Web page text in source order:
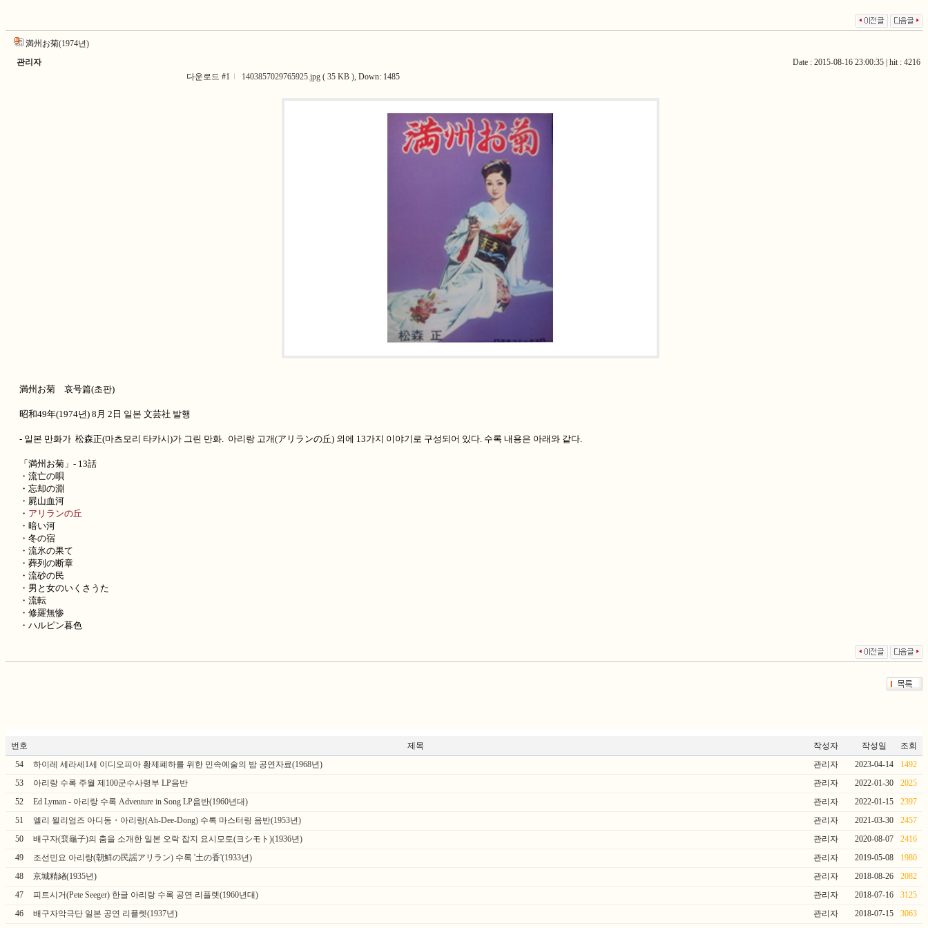
満州お菊(1974년)
관리자
Date : 2015-08-16 23:00:35 | hit : 4216
다운로드 #1
1403857029765925.jpg ( 35 KB ), Down: 1485
満州お菊 哀号篇(초판)
昭和49年(1974년) 8月 2日 일본 文芸社 발행
- 일본 만화가 松森正(마츠모리 타카시)가 그린 만화. 아리랑 고개(アリランの丘) 외에 13가지 이야기로 구성되어 있다. 수록 내용은 아래와 같다.
「満州お菊」- 13話
・流亡の唄
・忘却の淵
・屍山血河
・ アリランの丘
・暗い河
・冬の宿
・流氷の果て
・葬列の断章
・流砂の民
・男と女のいくさうた
・流転
・修羅無惨
・ハルピン暮色
번호 제목 작성자 작성일
조회
54
하이레 세라세1세 이디오피아 황제폐하를 위한 민속예술의 밤 공연자료(1968년) 관리자 2023-04-14
1492
53
아리랑 수록 주월 제100군수사령부 LP음반 관리자 2022-01-30
2025
52
Ed Lyman - 아리랑 수록 Adventure in Song LP음반(1960년대) 관리자 2022-01-15
2397
51
엘리 윌리엄즈 아디동・아리랑(Ah-Dee-Dong) 수록 마스터링 음반(1953년) 관리자 2021-03-30
2457
50
배구자(裵龜子)의 춤을 소개한 일본 오락 잡지 요시모토(ヨシモト)(1936년) 관리자 2020-08-07
2416
49
조선민요 아리랑(朝鮮の民謡アリラン) 수록 '土の香'(1933년) 관리자 2019-05-08
1980
48
京城精緖(1935년) 관리자 2018-08-26
2082
47
피트시거(Pete Seeger) 한글 아리랑 수록 공연 리플렛(1960년대) 관리자 2018-07-16
3125
46
배구자악극단 일본 공연 리플렛(1937년) 관리자 2018-07-15
3063